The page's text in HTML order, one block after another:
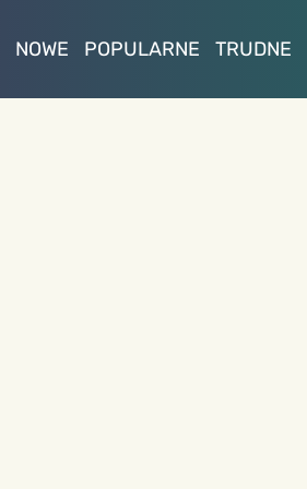
NOWE POPULARNE TRUDNE